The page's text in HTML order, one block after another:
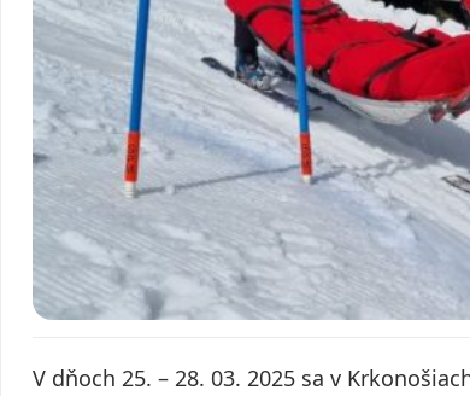
V dňoch 25. – 28. 03. 2025 sa v